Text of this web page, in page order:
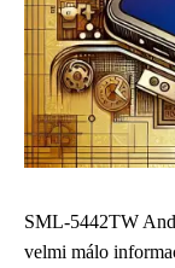
SML-5442TW
velmi málo